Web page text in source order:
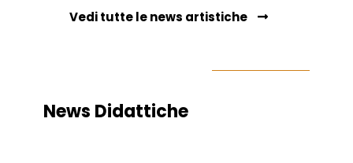
Vedi tutte le news artistiche
News Didattiche